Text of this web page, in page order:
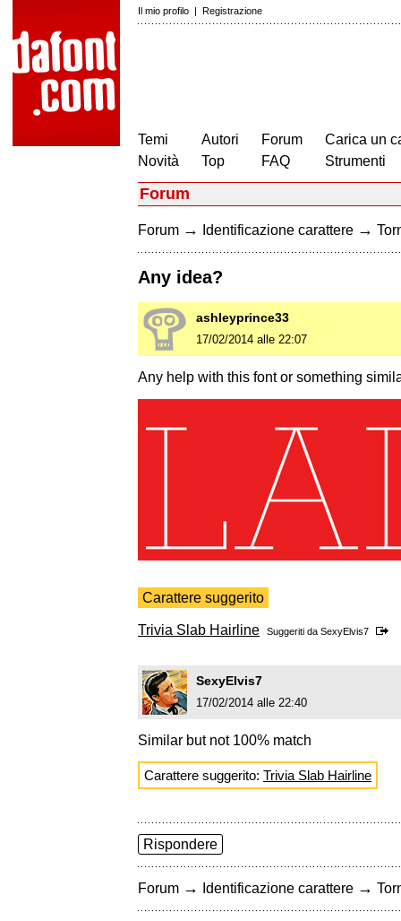
Il mio profilo | Registrazione
Temi
Novità
Autori
Top
Forum
FAQ
Carica un
Strumenti
Forum
Forum → Identificazione carattere →
Any idea?
ashleyprince33
17/02/2014 alle 22:07
Any help with this font or something
Carattere suggerito
Trivia Slab Hairline Suggeriti da SexyElvis7
SexyElvis7
17/02/2014 alle 22:40
Similar but not 100% match
Carattere suggerito: Trivia Slab Hairline
Rispondere
Forum → Identificazione carattere →